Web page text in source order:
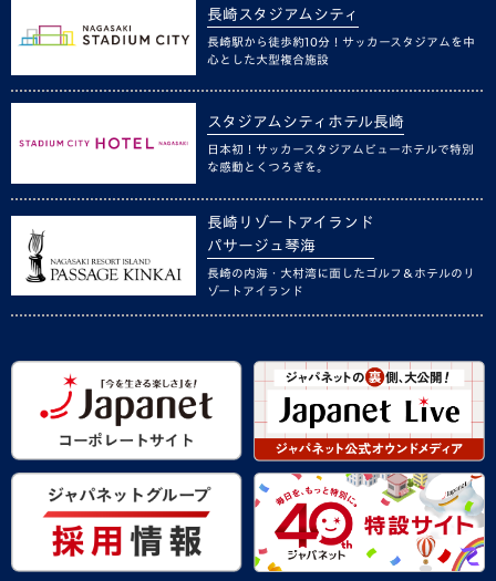
長崎スタジアムシティ
長崎駅から徒歩約10分！サッカースタジアムを中
心とした大型複合施設
スタジアムシティホテル長崎
日本初！サッカースタジアムビューホテルで特別
な感動とくつろぎを。
長崎リゾートアイランド
パサージュ琴海
長崎の内海・大村湾に面したゴルフ＆ホテルのリ
ゾートアイランド